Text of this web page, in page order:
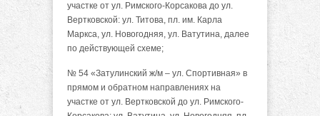
участке от ул. Римского-Корсакова до ул.
Вертковской: ул. Титова, пл. им. Карла
Маркса, ул. Новогодняя, ул. Ватутина, далее
по действующей схеме;
№ 54 «Затулинский ж/м – ул. Спортивная» в
прямом и обратном направлениях на
участке от ул. Вертковской до ул. Римского-